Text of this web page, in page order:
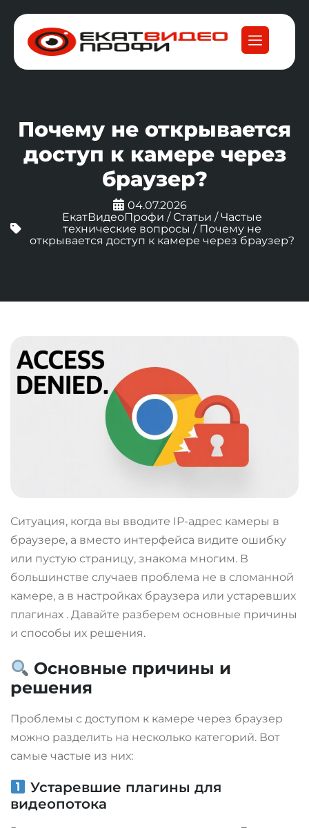
Почему не открывается
доступ к камере через
браузер?
04.07.2026
ЕкатВидеоПрофи / Статьи / Частые
технические вопросы /Почему не
открывается доступ к камере через браузер?
Ситуация, когда вы вводите IP-адрес камеры в
браузере, а вместо интерфейса видите ошибку
или пустую страницу, знакома многим. В
большинстве случаев проблема не в сломанной
камере, а в настройках браузера или устаревших
плагинах . Давайте разберем основные причины
и способы их решения.
Основные причины и
решения
Проблемы с доступом к камере через браузер
можно разделить на несколько категорий. Вот
самые частые из них:
Устаревшие плагины для
видеопотока